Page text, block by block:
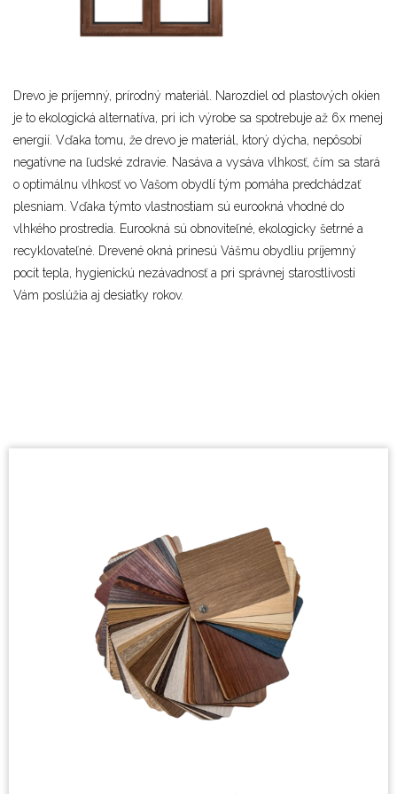
Drevo je príjemný, prírodný materiál. Narozdiel od plastových okien
je to ekologická alternatíva, pri ich výrobe sa spotrebuje až 6x menej
energií. Vďaka tomu, že drevo je materiál, ktorý dýcha, nepôsobí
negatívne na ľudské zdravie. Nasáva a vysáva vlhkosť, čím sa stará
o optimálnu vlhkosť vo Vašom obydlí tým pomáha predchádzať
plesniam. Vďaka týmto vlastnostiam sú eurookná vhodné do
vlhkého prostredia. Eurookná sú obnoviteľné, ekologicky šetrné a
recyklovateľné. Drevené okná prinesú Vášmu obydliu príjemný
pocit tepla, hygienickú nezávadnosť a pri správnej starostlivosti
Vám poslúžia aj desiatky rokov.